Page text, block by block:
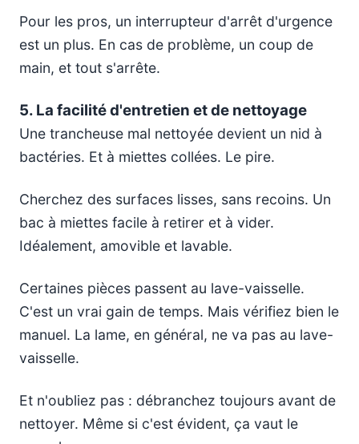
Pour les pros, un interrupteur d'arrêt d'urgence
est un plus. En cas de problème, un coup de
main, et tout s'arrête.
5. La facilité d'entretien et de nettoyage
Une trancheuse mal nettoyée devient un nid à
bactéries. Et à miettes collées. Le pire.
Cherchez des surfaces lisses, sans recoins. Un
bac à miettes facile à retirer et à vider.
Idéalement, amovible et lavable.
Certaines pièces passent au lave-vaisselle.
C'est un vrai gain de temps. Mais vérifiez bien le
manuel. La lame, en général, ne va pas au lave-
vaisselle.
Et n'oubliez pas : débranchez toujours avant de
nettoyer. Même si c'est évident, ça vaut le